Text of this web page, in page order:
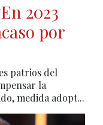
2023
por
patrios del
la
medida adopt...